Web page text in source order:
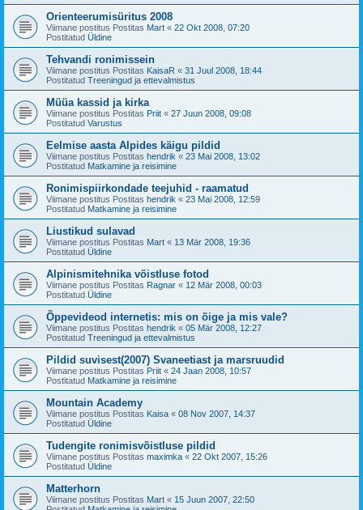
Orienteerumisüritus 2008
Viimane postitus Postitas Mart « 22 Okt 2008, 07:20
Postitatud Üldine
Tehvandi ronimissein
Viimane postitus Postitas KaisaR « 31 Juul 2008, 18:44
Postitatud Treeningud ja ettevalmistus
Müüa kassid ja kirka
Viimane postitus Postitas Priit « 27 Juun 2008, 09:08
Postitatud Varustus
Eelmise aasta Alpides käigu pildid
Viimane postitus Postitas hendrik « 23 Mai 2008, 13:02
Postitatud Matkamine ja reisimine
Ronimispiirkondade teejuhid - raamatud
Viimane postitus Postitas hendrik « 23 Mai 2008, 12:59
Postitatud Matkamine ja reisimine
Liustikud sulavad
Viimane postitus Postitas Mart « 13 Mär 2008, 19:36
Postitatud Üldine
Alpinismitehnika võistluse fotod
Viimane postitus Postitas Ragnar « 12 Mär 2008, 00:03
Postitatud Üldine
Õppevideod internetis: mis on õige ja mis vale?
Viimane postitus Postitas hendrik « 05 Mär 2008, 12:27
Postitatud Treeningud ja ettevalmistus
Pildid suvisest(2007) Svaneetiast ja marsruudid
Viimane postitus Postitas Priit « 24 Jaan 2008, 10:57
Postitatud Matkamine ja reisimine
Mountain Academy
Viimane postitus Postitas Kaisa « 08 Nov 2007, 14:37
Postitatud Üldine
Tudengite ronimisvõistluse pildid
Viimane postitus Postitas maximka « 22 Okt 2007, 15:26
Postitatud Üldine
Matterhorn
Viimane postitus Postitas Mart « 15 Juun 2007, 22:50